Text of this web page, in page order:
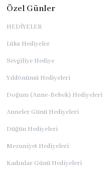
Özel Günler
HEDİYELER
Lüks Hediyeler
Sevgiliye Hediye
Yıldönümü Hediyeleri
Doğum (Anne-Bebek) Hediyeleri
Anneler Günü Hediyeleri
Düğün Hediyeleri
Mezuniyet Hediyeleri
Kadınlar Günü Hediyeleri